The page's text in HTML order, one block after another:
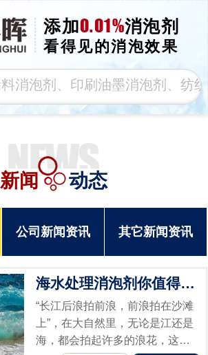
添加0.01%消泡剂
看得见的消泡效果
新闻动态
公司新闻资讯 其它新闻资讯
海水处理消泡剂你值得拥有
“长江后浪拍前浪，前浪拍在沙滩
上”，在大自然里，无论是江还是
海，都会拍起许多的浪花，这些